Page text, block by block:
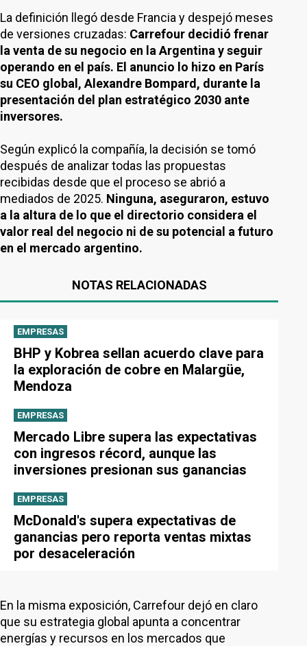
La definición llegó desde Francia y despejó meses
de versiones cruzadas: Carrefour decidió frenar
la venta de su negocio en la Argentina y seguir
operando en el país. El anuncio lo hizo en París
su CEO global, Alexandre Bompard, durante la
presentación del plan estratégico 2030 ante
inversores.
Según explicó la compañía, la decisión se tomó
después de analizar todas las propuestas
recibidas desde que el proceso se abrió a
mediados de 2025. Ninguna, aseguraron, estuvo
a la altura de lo que el directorio considera el
valor real del negocio ni de su potencial a futuro
en el mercado argentino.
NOTAS RELACIONADAS
EMPRESAS
BHP y Kobrea sellan acuerdo clave para
la exploración de cobre en Malargüe,
Mendoza
EMPRESAS
Mercado Libre supera las expectativas
con ingresos récord, aunque las
inversiones presionan sus ganancias
EMPRESAS
McDonald's supera expectativas de
ganancias pero reporta ventas mixtas
por desaceleración
En la misma exposición, Carrefour dejó en claro
que su estrategia global apunta a concentrar
energías y recursos en los mercados que